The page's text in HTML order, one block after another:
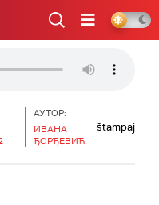
АУТОР:
ИВАНА
ЂОРЂЕВИЋ
štampaj